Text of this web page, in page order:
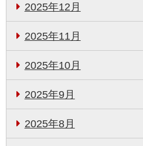
2025年12月
2025年11月
2025年10月
2025年9月
2025年8月